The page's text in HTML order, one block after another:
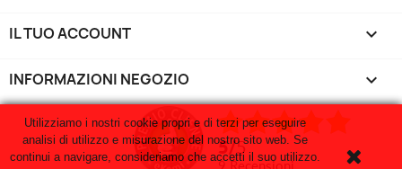
IL TUO ACCOUNT 
INFORMAZIONI NEGOZIO keyboard_arrow_down
5/5
9 recensioni
Utilizziamo i nostri cookie propri e di terzi per eseguire
analisi di utilizzo e misurazione del nostro sito web. Se
continui a navigare, consideriamo che accetti il suo utilizzo.